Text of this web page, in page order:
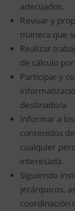
adecuados.
Revisar y
manera que
Realizar
de cálculo
Participar y
destinado/a.
Informar a
contenidos
cualquier
interesada.
Siguiendo
jerárquicos,
coordinación